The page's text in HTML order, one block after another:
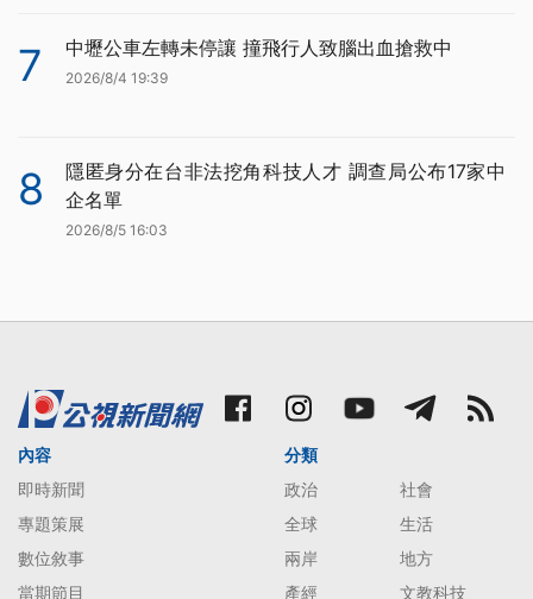
7 中壢公車左轉未停讓 撞飛行人致腦出血搶救中
2026/8/4 19:39
8
隱匿身分在台非法挖角科技人才 調查局公布17家中
企名單
2026/8/5 16:03
內容
即時新聞
專題策展
數位敘事
當期節目
分類
政治
社會
全球
生活
兩岸
地方
產經
文教科技